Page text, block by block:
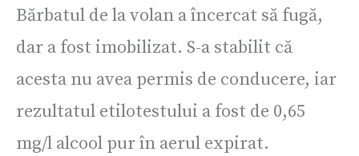
Bărbatul de la volan a încercat să fugă,
dar a fost imobilizat. S-a stabilit că
acesta nu avea permis de conducere, iar
rezultatul etilotestului a fost de 0,65
mg/l alcool pur în aerul expirat.